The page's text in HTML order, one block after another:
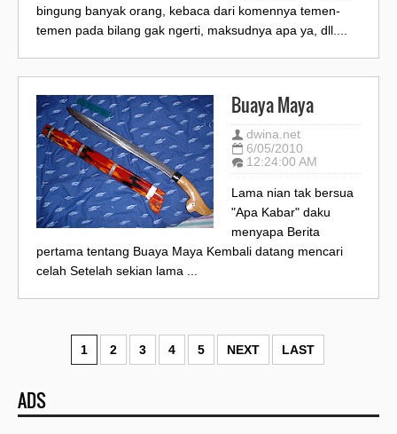
bingung banyak orang, kebaca dari komennya temen-
temen pada bilang gak ngerti, maksudnya apa ya, dll....
Buaya Maya
dwina.net
6/05/2010
12:24:00 AM
Lama nian tak bersua
"Apa Kabar" daku
menyapa Berita
pertama tentang Buaya Maya Kembali datang mencari
celah Setelah sekian lama ...
1 2 3 4 5 NEXT LAST
ADS